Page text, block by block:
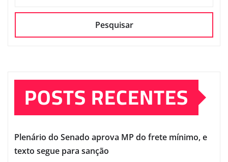
Pesquisar
POSTS RECENTES
Plenário do Senado aprova MP do frete mínimo, e
texto segue para sanção